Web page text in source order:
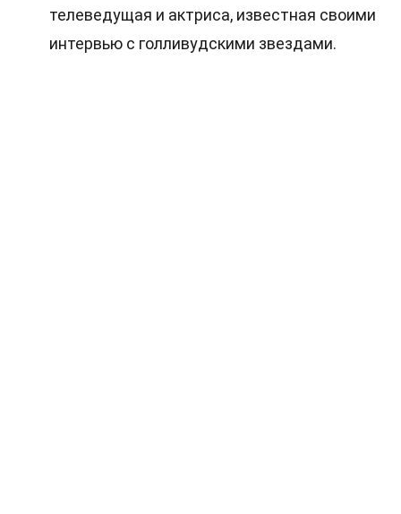
телеведущая и актриса, известная своими
интервью с голливудскими звездами.